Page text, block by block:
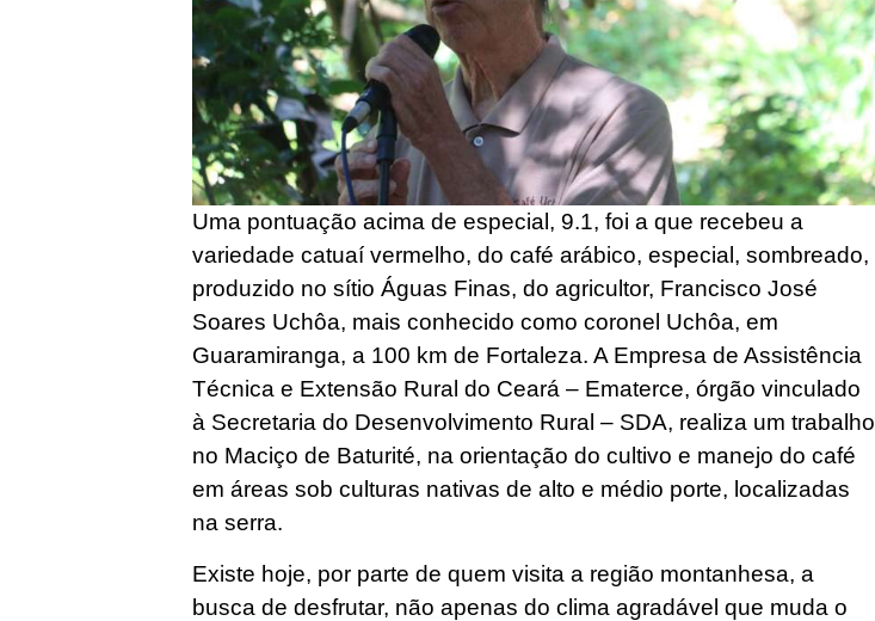
Uma pontuação acima de especial, 9.1, foi a que recebeu a
variedade catuaí vermelho, do café arábico, especial, sombreado,
produzido no sítio Águas Finas, do agricultor, Francisco José
Soares Uchôa, mais conhecido como coronel Uchôa, em
Guaramiranga, a 100 km de Fortaleza. A Empresa de Assistência
Técnica e Extensão Rural do Ceará – Ematerce, órgão vinculado
à Secretaria do Desenvolvimento Rural – SDA, realiza um trabalho
no Maciço de Baturité, na orientação do cultivo e manejo do café
em áreas sob culturas nativas de alto e médio porte, localizadas
na serra.
Existe hoje, por parte de quem visita a região montanhesa, a
busca de desfrutar, não apenas do clima agradável que muda o